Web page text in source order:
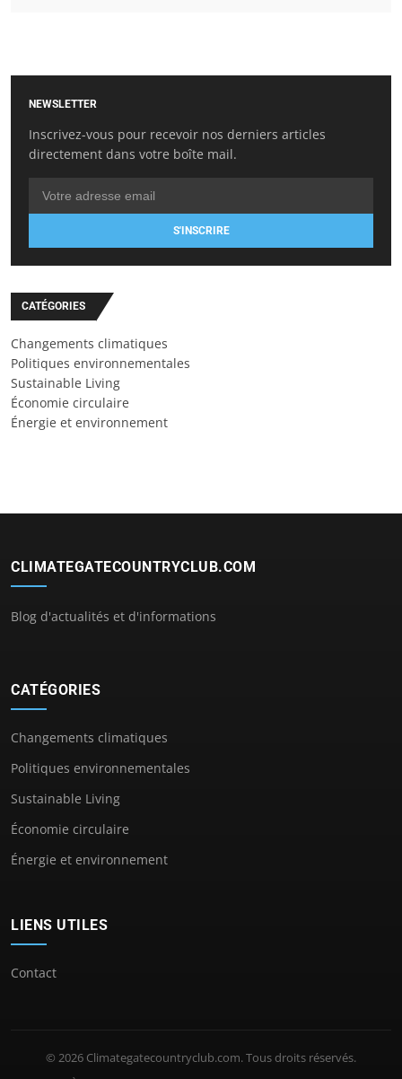
NEWSLETTER
Inscrivez-vous pour recevoir nos derniers articles
directement dans votre boîte mail.
S'INSCRIRE
CATÉGORIES
Changements climatiques
Politiques environnementales
Sustainable Living
Économie circulaire
Énergie et environnement
CLIMATEGATECOUNTRYCLUB.COM
Blog d'actualités et d'informations
CATÉGORIES
Changements climatiques
Politiques environnementales
Sustainable Living
Économie circulaire
Énergie et environnement
LIENS UTILES
Contact
© 2026 Climategatecountryclub.com. Tous droits réservés.